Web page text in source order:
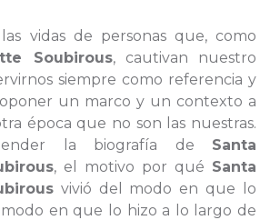
vidas de personas que, como
Soubirous, cautivan nuestro
siempre como referencia y
un marco y un contexto a
época que no son las nuestras.
la biografía de Santa
, el motivo por qué Santa
vivió del modo en que lo
en que lo hizo a lo largo de